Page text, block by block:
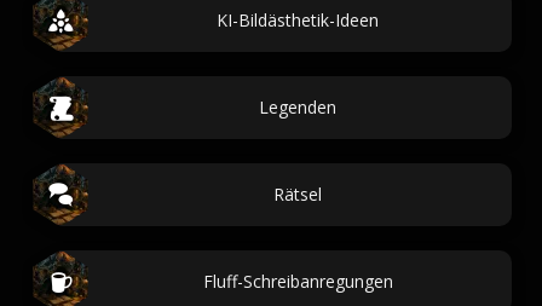
KI-Bildästhetik-Ideen
Legenden
Rätsel
Fluff-Schreibanregungen